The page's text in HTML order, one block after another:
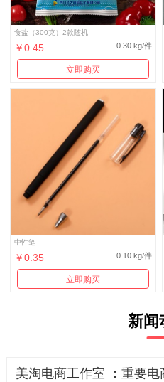
食盐（300克）2款随机
￥0.45 0.30 kg/件
立即购买
中性笔
￥0.35 0.10 kg/件
立即购买
新闻
美淘电商工作室 ：重要电